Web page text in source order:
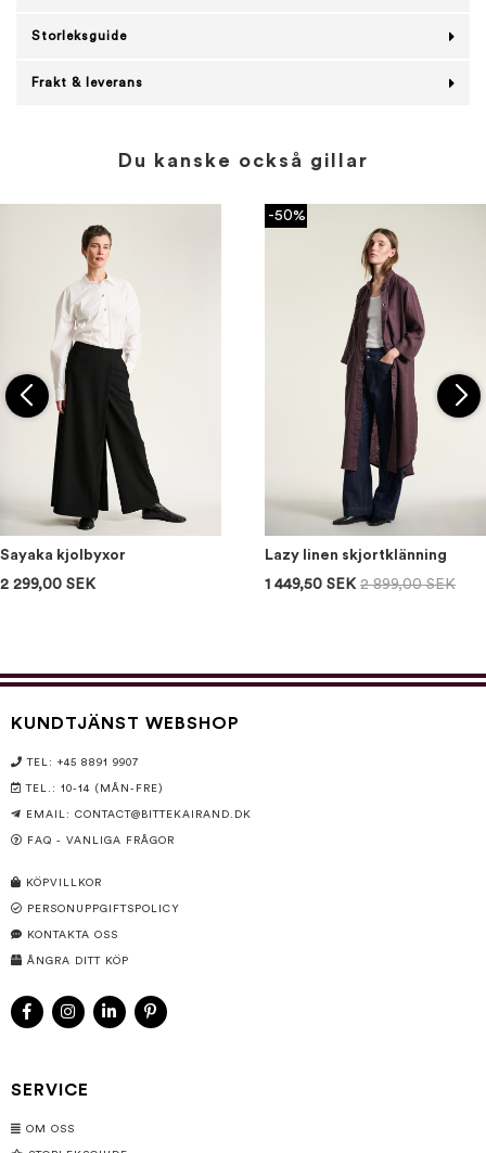
Storleksguide
Frakt & leverans
Du kanske också gillar
Sayaka kjolbyxor
2 299,00 SEK
-50%
Lazy linen skjortklänning
1 449,50 SEK 2 899,00 SEK
KUNDTJÄNST WEBSHOP
TEL: +45 8891 9907
TEL.: 10-14 (MÅN-FRE)
EMAIL: CONTACT@BITTEKAIRAND.DK
FAQ - VANLIGA FRÅGOR
KÖPVILLKOR
PERSONUPPGIFTSPOLICY
KONTAKTA OSS
ÅNGRA DITT KÖP
SERVICE
OM OSS